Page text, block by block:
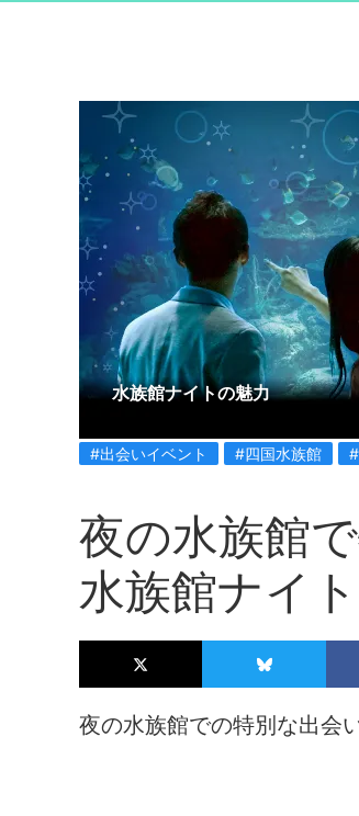
水族館ナイトの魅力
#出会いイベント #四国水族館
夜の水族館
水族館ナイ
夜の水族館での特別な出会